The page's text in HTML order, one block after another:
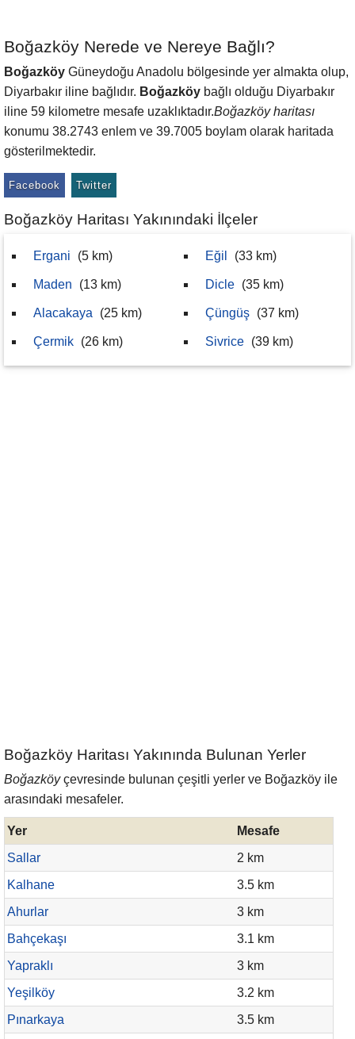
Boğazköy Nerede ve Nereye Bağlı?
Boğazköy Güneydoğu Anadolu bölgesinde yer almakta olup,
Diyarbakır iline bağlıdır. Boğazköy bağlı olduğu Diyarbakır
iline 59 kilometre mesafe uzaklıktadır.Boğazköy haritası
konumu 38.2743 enlem ve 39.7005 boylam olarak haritada
gösterilmektedir.
Facebook Twitter
Boğazköy Haritası Yakınındaki İlçeler
Ergani (5 km)
Maden (13 km)
Alacakaya (25 km)
Çermik (26 km)
Eğil (33 km)
Dicle (35 km)
Çüngüş (37 km)
Sivrice (39 km)
Boğazköy Haritası Yakınında Bulunan Yerler
Boğazköyçevresinde bulunan çeşitli yerler ve Boğazköy ile
arasındaki mesafeler.
Yer
Mesafe
Sallar
2 km
Kalhane
3.5 km
Ahurlar
3 km
Bahçekaşı
3.1 km
Yapraklı
3 km
Yeşilköy
3.2 km
Pınarkaya
3.5 km